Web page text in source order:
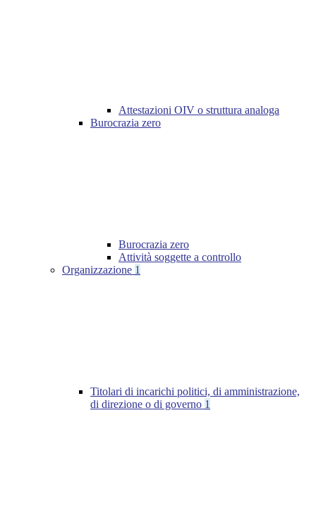
Attestazioni OIV o struttura analoga
Burocrazia zero
Burocrazia zero
Attività soggette a controllo
Organizzazione 1
Titolari di incarichi politici, di amministrazione,
di direzione o di governo 1